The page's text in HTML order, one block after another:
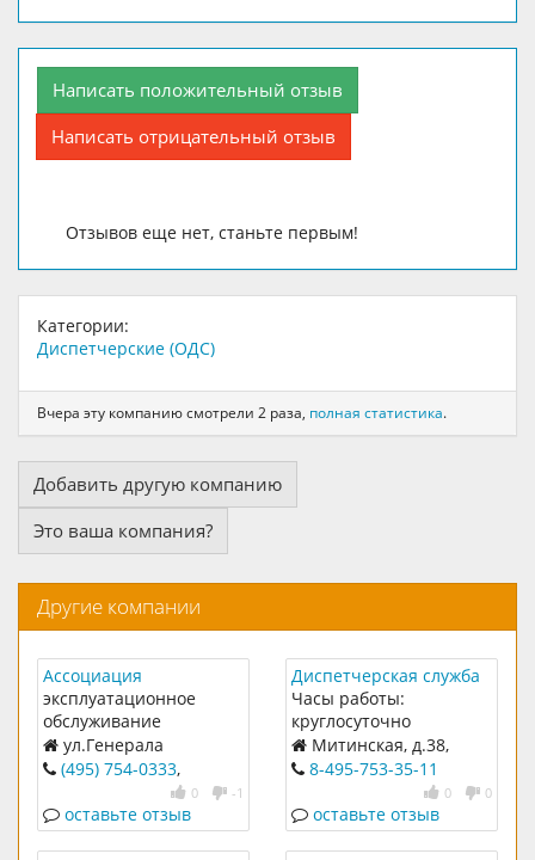
Написать положительный отзыв
Написать отрицательный отзыв
Отзывов еще нет, станьте первым!
Категории:
Диспетчерские (ОДС)
Вчера эту компанию смотрели 2 раза, полная статистика.
Добавить другую компанию
Это ваша компания?
Другие компании
Ассоциация
товариществ
собственников жилья
"Митинский
оазис.Эксплуатация
имущественных
комплеексов"
эксплуатационное
обслуживание
многоквартирных
домов, расположенных
в микрорайоне Митино
8а
ул.Генерала
Белобородова, дом 19,
(495) 754-0333,
(495)752-1331
0 -1
оставьте отзыв
Диспетчерская служба
№537
Часы работы:
круглосуточно
Митинская, д.38,
корп.1
8-495-753-35-11
0 0
оставьте отзыв